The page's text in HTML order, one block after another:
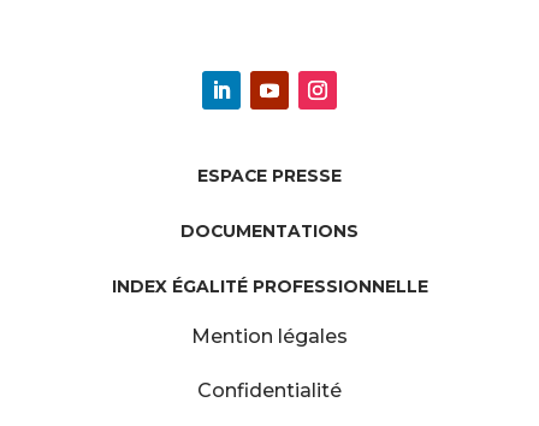
ESPACE PRESSE
DOCUMENTATIONS
INDEX ÉGALITÉ PROFESSIONNELLE
Mention légales
Confidentialité